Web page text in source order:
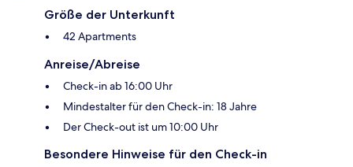
Größe der Unterkunft
42 Apartments
Anreise/Abreise
Check-in ab 16:00 Uhr
Mindestalter für den Check-in: 18 Jahre
Der Check-out ist um 10:00 Uhr
Besondere Hinweise für den Check-in